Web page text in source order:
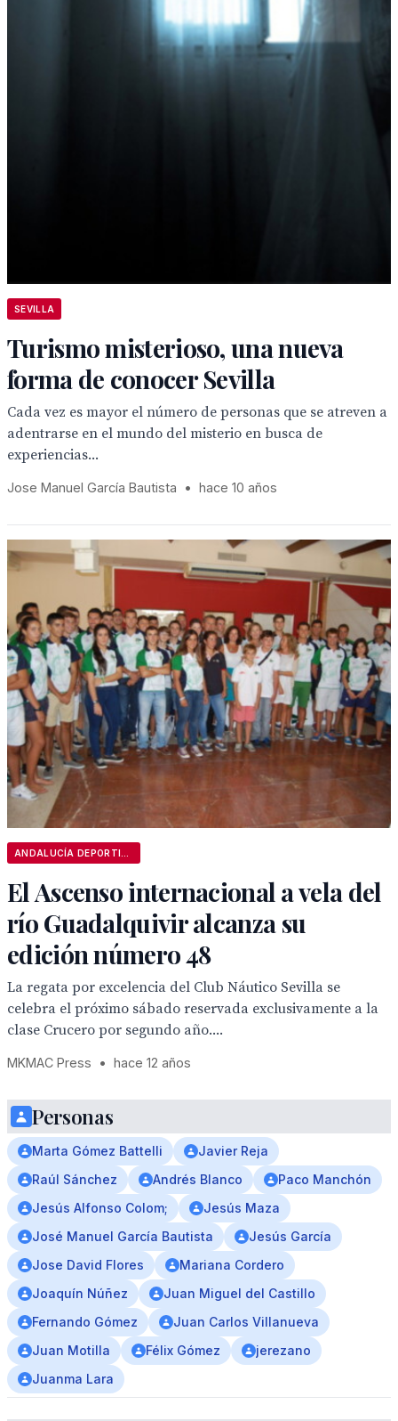
SEVILLA
Turismo misterioso, una nueva
forma de conocer Sevilla
Cada vez es mayor el número de personas que se atreven a
adentrarse en el mundo del misterio en busca de
experiencias...
Jose Manuel García Bautista • hace 10 años
El Ascenso internacional a vela del
río Guadalquivir alcanza su
edición número 48
La regata por excelencia del Club Náutico Sevilla se
celebra el próximo sábado reservada exclusivamente a la
clase Crucero por segundo año....
MKMAC Press • hace 12 años
Personas
Marta Gómez Battelli
Javier Reja
Raúl Sánchez
Andrés Blanco
Paco Manchón
Jesús Alfonso Colom;
Jesús Maza
José Manuel García Bautista
Jesús García
Jose David Flores
Mariana Cordero
Joaquín Núñez
Juan Miguel del Castillo
Fernando Gómez
Juan Carlos Villanueva
Juan Motilla
Félix Gómez
jerezano
Juanma Lara